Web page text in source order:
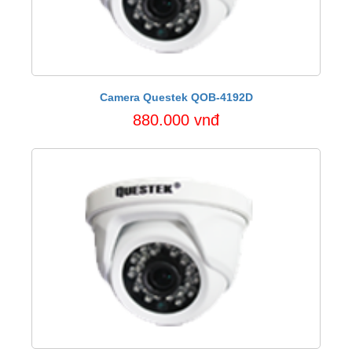
Camera Questek QOB-4192D
880.000 vnđ